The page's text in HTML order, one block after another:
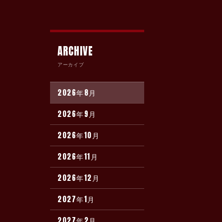
ARCHIVE
アーカイブ
2026年8月
2026年9月
2026年10月
2026年11月
2026年12月
2027年1月